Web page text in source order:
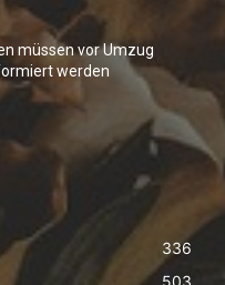
müssen vor Umzug
werden
336
503